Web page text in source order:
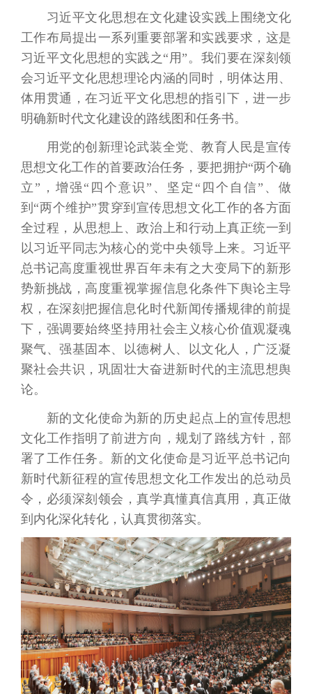
习近平文化思想在文化建设实践上围绕文化
工作布局提出一系列重要部署和实践要求，这是
习近平文化思想的实践之“用”。我们要在深刻领
会习近平文化思想理论内涵的同时，明体达用、
体用贯通，在习近平文化思想的指引下，进一步
明确新时代文化建设的路线图和任务书。
用党的创新理论武装全党、教育人民是宣传
思想文化工作的首要政治任务，要把拥护“两个确
立”，增强“四个意识”、坚定“四个自信”、做
到“两个维护”贯穿到宣传思想文化工作的各方面
全过程，从思想上、政治上和行动上真正统一到
以习近平同志为核心的党中央领导上来。习近平
总书记高度重视世界百年未有之大变局下的新形
势新挑战，高度重视掌握信息化条件下舆论主导
权，在深刻把握信息化时代新闻传播规律的前提
下，强调要始终坚持用社会主义核心价值观凝魂
聚气、强基固本、以德树人、以文化人，广泛凝
聚社会共识，巩固壮大奋进新时代的主流思想舆
论。
新的文化使命为新的历史起点上的宣传思想
文化工作指明了前进方向，规划了路线方针，部
署了工作任务。新的文化使命是习近平总书记向
新时代新征程的宣传思想文化工作发出的总动员
令，必须深刻领会，真学真懂真信真用，真正做
到内化深化转化，认真贯彻落实。